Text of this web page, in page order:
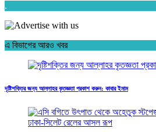
.
এ বিভাগের আরও খবর
দৃষ্টিশক্তির জন্য আল্লাহর কৃতজ্ঞতা প্রকাশ করুন: কাবার ইমাম